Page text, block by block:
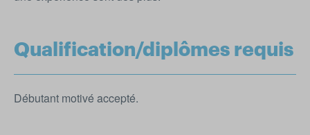
Qualification/diplômes requis
Débutant motivé accepté.